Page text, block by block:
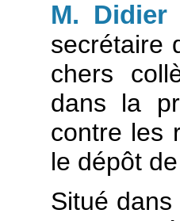
M. Didier
secrétaire
chers
dans la
contre les
le dépôt
Situé dans